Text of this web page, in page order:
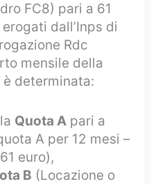
FC8) pari a 61
dall’Inps di
Rdc
mensile della
determinata:
Quota A pari a
A per 12 mesi –
euro),
B (Locazione o